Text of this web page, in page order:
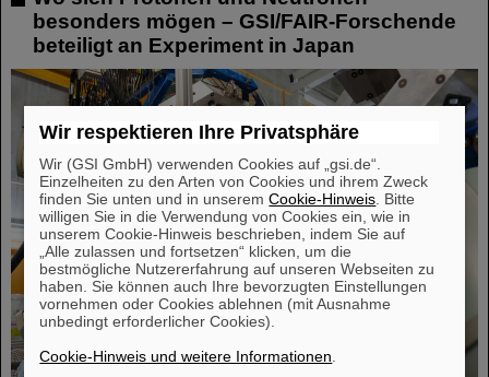
besonders mögen – GSI/FAIR-Forschende
beteiligt an Experiment in Japan
Wir respektieren Ihre Privatsphäre
Wir (GSI GmbH) verwenden Cookies auf „gsi.de“.
Einzelheiten zu den Arten von Cookies und ihrem Zweck
finden Sie unten und in unseremCookie-Hinweis . Bitte
willigen Sie in die Verwendung von Cookies ein, wie in
unserem Cookie-Hinweis beschrieben, indem Sie auf
„Alle zulassen und fortsetzen“ klicken, um die
bestmögliche Nutzererfahrung auf unseren Webseiten zu
haben. Sie können auch Ihre bevorzugten Einstellungen
vornehmen oder Cookies ablehnen (mit Ausnahme
unbedingt erforderlicher Cookies).
Cookie-Hinweis und weitere Informationen